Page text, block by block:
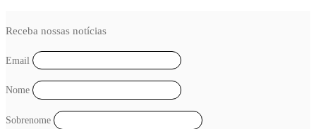
Receba nossas notícias
Email
Nome
Sobrenome